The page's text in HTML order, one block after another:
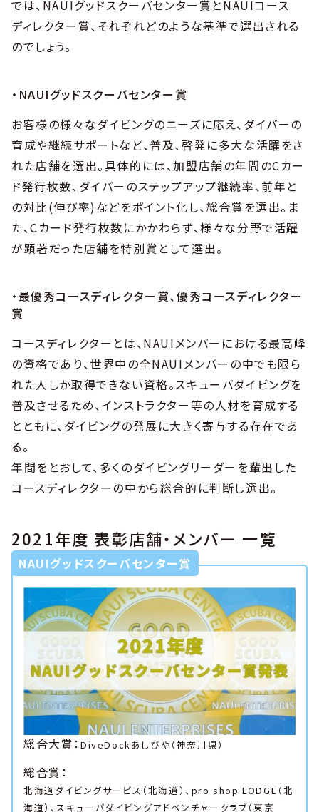
では、NAUIグッドスクーバセンター賞とNAUIコース
ディレクター賞、それぞれどのような基準で選出される
のでしょう。
・NAUIグッドスクーバセンター賞
お客様の様々なダイビングのニーズに応え、ダイバーの
育成や継続サポートなど、普及、啓発に多大な活躍をさ
れた店舗を選出。具体的には、加盟店舗の年間のCカー
ド発行枚数、ダイバーのステップアップ継続率、前年と
の対比(伸び率)などをポイント化し、総合賞を選出。ま
た、Cカード発行枚数にかかわらず、様々な分野で活躍
が顕著だった店舗を特別賞として選出。
・最優秀コースディレクター賞、優秀コースディレクター
賞
コースディレクターとは、NAUIメンバーにおける最高峰
の資格であり、世界中の全NAUIメンバーの中でも限ら
れた人しか取得できない資格。スキューバダイビングを
普及させるため、インストラクター等の人材を育成する
とともに、ダイビングの発展に大きく寄与する存在であ
る。
年間をとおして、多くのダイビングリーダーを輩出した
コースディレクターの中から総合的に判断し選出。
2021年度 表彰店舗・メンバー 一覧
NAUIグッドスクーバセンター賞
総合大賞： DiveDockあしびや（神奈川県）
総合賞：
北海道ダイビングサービス（北海道）、pro shop LODGE（北
海道）、スキューバダイビングアドベンチャークラブ（東京